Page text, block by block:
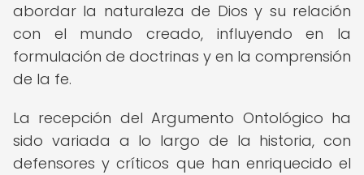
abordar la naturaleza de Dios y su relación
con el mundo creado, influyendo en la
formulación de doctrinas y en la comprensión
de la fe.
La recepción del Argumento Ontológico ha
sido variada a lo largo de la historia, con
defensores y críticos que han enriquecido el